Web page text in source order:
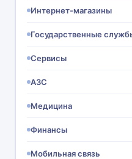
Интернет-магазины
Государственные
Сервисы
АЗС
Медицина
Финансы
Мобильная связь